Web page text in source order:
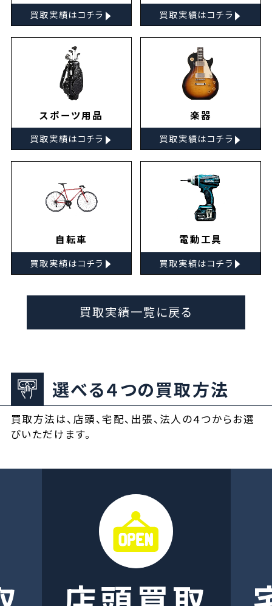
買取実績はコチラ ▸ 買取実績はコチラ ▸
スポーツ用品
買取実績はコチラ ▸
楽器
買取実績はコチラ ▸
自転車
買取実績はコチラ ▸
電動工具
買取実績はコチラ ▸
買取実績一覧に戻る
選べる４つの買取方法
買取方法は、店頭、宅配、出張、法人の４つからお選
びいただけます。